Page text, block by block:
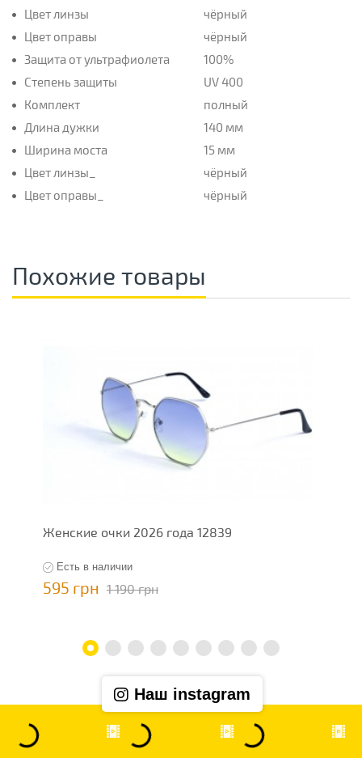
Цвет линзы
чёрный
Цвет оправы
чёрный
Защита от ультрафиолета
100%
Степень защиты
UV 400
Комплект
полный
Длина дужки
140 мм
Ширина моста
15 мм
Цвет линзы_
чёрный
Цвет оправы_
чёрный
Похожие товары
Женские очки 2026 года 12839
Есть в наличии
595 грн 1 190 грн
Наш instagram